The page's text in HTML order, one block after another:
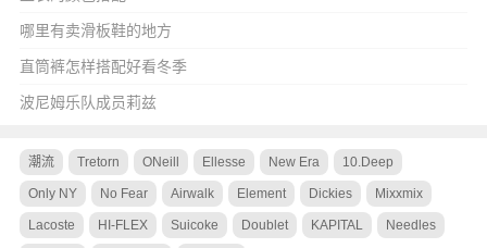
哪里有卖滑板鞋的地方
直筒裤怎样搭配好看冬季
波尼姆乐队成员莉兹
潮流 Tretorn ONeill Ellesse New Era 10.Deep
Only NY No Fear Airwalk Element Dickies Mixxmix
Lacoste HI-FLEX Suicoke Doublet KAPITAL Needles